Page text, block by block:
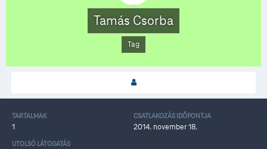
Tamás Csorba
Tag
TARTALMAK
1
CSATLAKOZÁS IDŐPONTJA
2014. november 18.
UTOLSÓ LÁTOGATÁS